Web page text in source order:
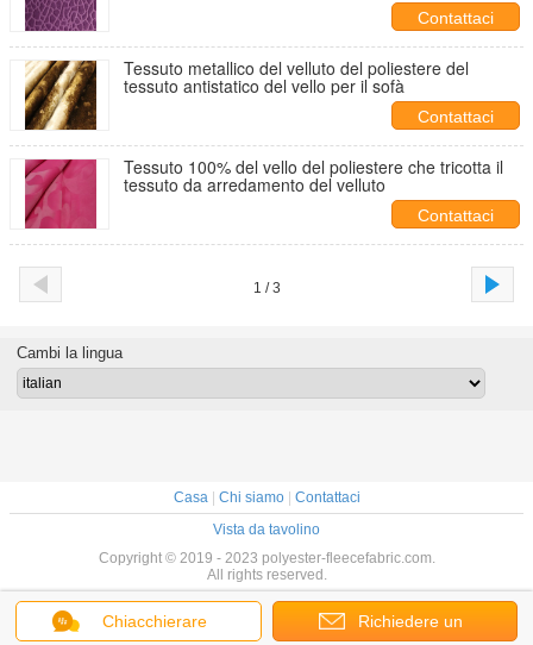
Contattaci
Tessuto metallico del velluto del poliestere del
tessuto antistatico del vello per il sofà
Contattaci
Tessuto 100% del vello del poliestere che tricotta il
tessuto da arredamento del velluto
Contattaci
1 / 3
Chiacchierare Richiedere un
Cambi la lingua
Casa| Chi siamo| Contattaci
Vista da tavolino
Copyright © 2019 - 2023 polyester-fleecefabric.com.
All rights reserved.